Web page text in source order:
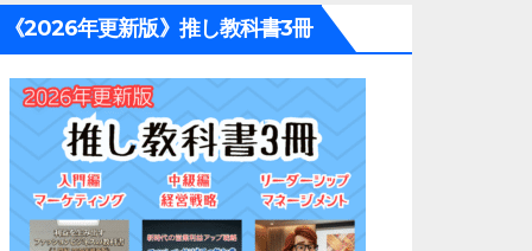
《2026年更新版》推し教科書3冊